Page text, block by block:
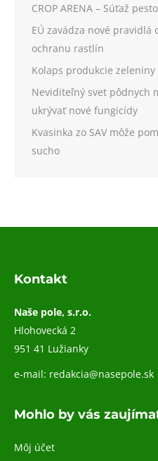
CROP ARENA – Súťaž
EÚ zavádza nové pravidlá
ochranu rastlín
Kolaps produkcie
Neviditeľný svet pôdnych
ukrývať nové fungicídy
Kvasinka zo SAV môže
sucho
Kontakt
Naše pole, s.r.o.
Hlohovecká 2
951 41 Lužianky
e-mail: redakcia@nasepole.sk
Mohlo by vás
Môj účet